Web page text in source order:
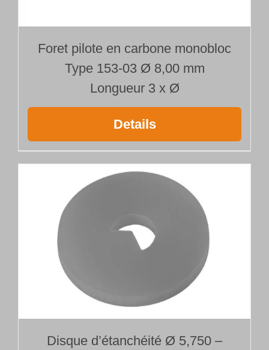
Foret pilote en carbone monobloc
Type 153-03 Ø 8,00 mm
Longueur 3 x Ø
Details
Disque d’étanchéité Ø 5,750 –